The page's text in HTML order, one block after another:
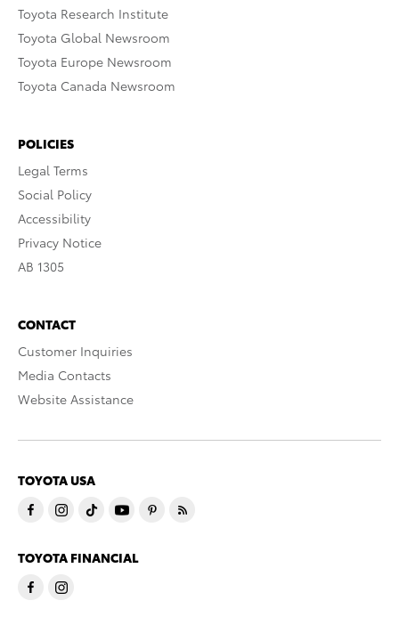
Toyota Research Institute
Toyota Global Newsroom
Toyota Europe Newsroom
Toyota Canada Newsroom
POLICIES
Legal Terms
Social Policy
Accessibility
Privacy Notice
AB 1305
CONTACT
Customer Inquiries
Media Contacts
Website Assistance
TOYOTA USA
TOYOTA FINANCIAL